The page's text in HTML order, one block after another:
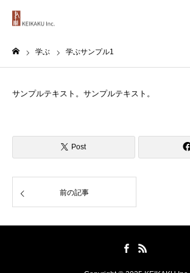
学ぶ 学ぶサンプル1
サンプルテキスト。サンプルテキスト。
Post
前の記事